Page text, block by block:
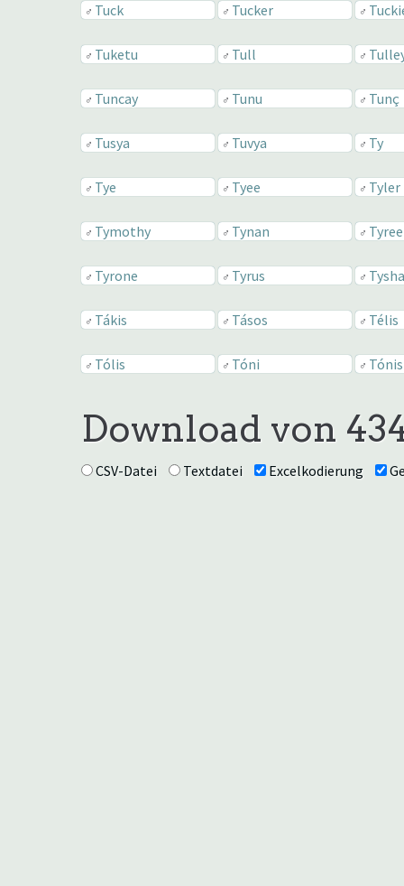
♂ Tuck ♂ Tucker ♂
♂ Tuketu ♂ Tull ♂
♂ Tuncay ♂ Tunu ♂ Tunç
♂ Tusya ♂ Tuvya ♂ Ty
♂ Tye ♂ Tyee ♂ Tyler
♂ Tymothy ♂ Tynan ♂ Tyree
♂ Tyrone ♂ Tyrus ♂
♂ Tákis ♂ Tásos ♂ Télis
♂ Tólis ♂ Tóni ♂ Tónis
Download von
CSV-Datei Textdatei Excelkodierung